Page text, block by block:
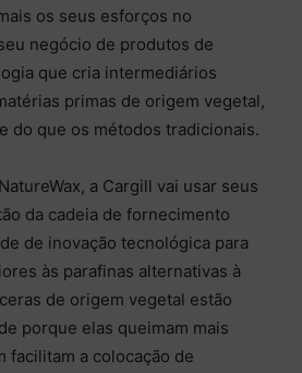
os seus esforços no
negócio de produtos de
que cria intermediários
primas de origem vegetal,
do que os métodos tradicionais.
a Cargill vai usar seus
da cadeia de fornecimento
de inovação tecnológica para
às parafinas alternativas à
de origem vegetal estão
porque elas queimam mais
facilitam a colocação de